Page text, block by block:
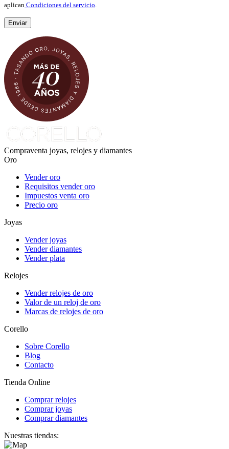
aplican Condiciones del servicio
Compraventa joyas, relojes y diamantes
Oro
Vender oro
Requisitos vender oro
Impuestos venta oro
Precio oro
Joyas
Vender joyas
Vender diamantes
Vender plata
Relojes
Vender relojes de oro
Valor de un reloj de oro
Marcas de relojes de oro
Corello
Sobre Corello
Blog
Contacto
Tienda Online
Comprar relojes
Comprar joyas
Comprar diamantes
Nuestras tiendas: